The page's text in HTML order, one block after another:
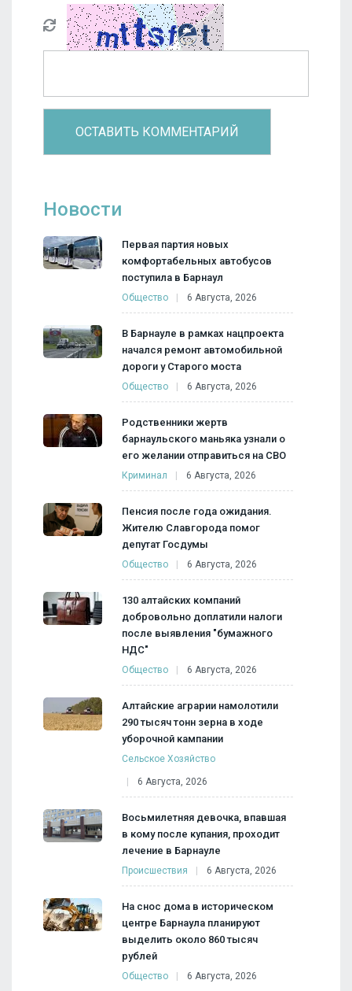
Новости
Первая партия новых
комфортабельных автобусов
поступила в Барнаул
Общество 6 Августа, 2026
В Барнауле в рамках нацпроекта
начался ремонт автомобильной
дороги у Старого моста
Общество 6 Августа, 2026
Родственники жертв
барнаульского маньяка узнали о
его желании отправиться на СВО
Криминал 6 Августа, 2026
Пенсия после года ожидания.
Жителю Славгорода помог
депутат Госдумы
Общество 6 Августа, 2026
130 алтайских компаний
добровольно доплатили налоги
после выявления "бумажного
НДС"
Общество 6 Августа, 2026
Алтайские аграрии намолотили
290 тысяч тонн зерна в ходе
уборочной кампании
Сельское Хозяйство
6 Августа, 2026
Восьмилетняя девочка, впавшая
в кому после купания, проходит
лечение в Барнауле
Происшествия 6 Августа, 2026
На снос дома в историческом
центре Барнаула планируют
выделить около 860 тысяч
рублей
Общество 6 Августа, 2026